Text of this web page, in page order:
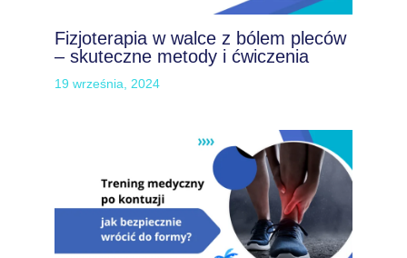
Fizjoterapia w walce z bólem pleców
– skuteczne metody i ćwiczenia
19 września, 2024